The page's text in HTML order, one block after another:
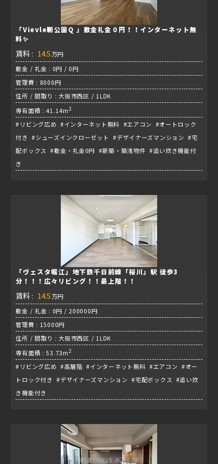
「Vievle靭公園Q 」敷金礼金０円！！インターネット無
料✨
賃料 : 14.5 万円
敷金 / 礼金 : 0円 / 0円
管理費 : 8000円
住所 / 間取り : 大阪市西区 / 1LDK
専有面積 : 41.14m2
#リビング広め #インターネット無料 #エアコン #オートロック
付き #シューズインクローゼット #デザイナーズマンション #宅
配ボックス #敷金・礼金0円 #新築・築浅物件 #追い炊き機能付
き
「ヴェスタ堀江」地下鉄千日前線「桜川」駅 徒歩3
分！！！広々リビング！！最上階！！
賃料 : 14.5 万円
敷金 / 礼金 : 0円 / 200000円
管理費 : 15000円
住所 / 間取り : 大阪市西区 / 1LDK
専有面積 : 53.73m2
#リビング広め #高層階 #インターネット無料 #エアコン #オー
トロック付き #デザイナーズマンション #宅配ボックス #追い炊
き機能付き